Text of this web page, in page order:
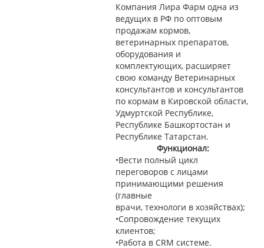
Компания Лира Фарм одна из
ведущих в РФ по оптовым
продажам кормов,
ветеринарных препаратов,
оборудования и
комплектующих, расширяет
свою команду Ветеринарных
консультантов и консультантов
по кормам в Кировской области,
Удмуртской Республике,
Республике Башкортостан и
Республике Татарстан.
Функционал:
•Вести полный цикл
переговоров с лицами
принимающими решения
(главные
врачи, технологи в хозяйствах);
•Сопровождение текущих
клиентов;
•Работа в CRM системе.